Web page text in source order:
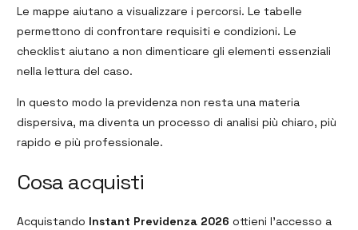
Le mappe aiutano a visualizzare i percorsi. Le tabelle
permettono di confrontare requisiti e condizioni. Le
checklist aiutano a non dimenticare gli elementi essenziali
nella lettura del caso.
In questo modo la previdenza non resta una materia
dispersiva, ma diventa un processo di analisi più chiaro, più
rapido e più professionale.
Cosa acquisti
Acquistando Instant Previdenza 2026 ottieni l’accesso a